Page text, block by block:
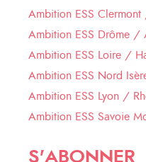
Ambition ESS
Ambition ESS Drôme /
Ambition ESS Loire /
Ambition ESS Nord
Ambition ESS Lyon /
Ambition ESS Savoie
S'ABONNER